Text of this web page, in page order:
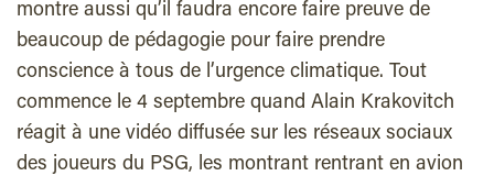
montre aussi qu’il faudra encore faire preuve de
beaucoup de pédagogie pour faire prendre
conscience à tous de l’urgence climatique. Tout
commence le 4 septembre quand Alain Krakovitch
réagit à une vidéo diffusée sur les réseaux sociaux
des joueurs du PSG, les montrant rentrant en avion